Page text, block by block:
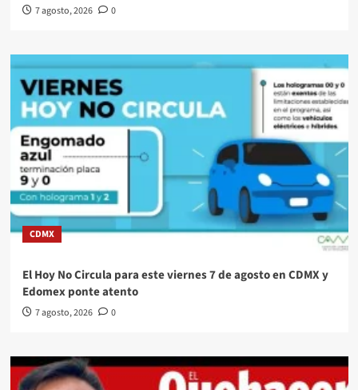
7 agosto, 2026 0
CDMX
El Hoy No Circula para este viernes 7 de agosto en CDMX y
Edomex ponte atento
7 agosto, 2026 0